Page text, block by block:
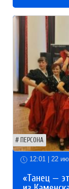
ПЕРСОНА
12:01 | 22
«Танец —